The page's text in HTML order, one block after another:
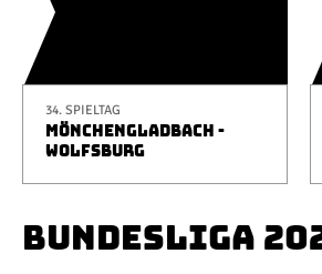
34. SPIELTAG
MÖNCHENGLADBACH -
WOLFSBURG
BUNDESLIGA